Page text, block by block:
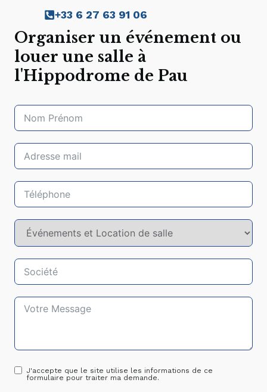
‭+33 6 27 63 91 06‬
Organiser un événement ou
louer une salle à
l'Hippodrome de Pau
J'accepte que le site utilise les informations de ce
formulaire pour traiter ma demande.